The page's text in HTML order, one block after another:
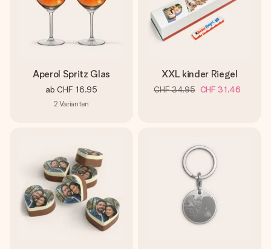
Aperol Spritz Glas
ab CHF 16.95
2 Varianten
XXL kinder Riegel
CHF 34.95 CHF 31.46